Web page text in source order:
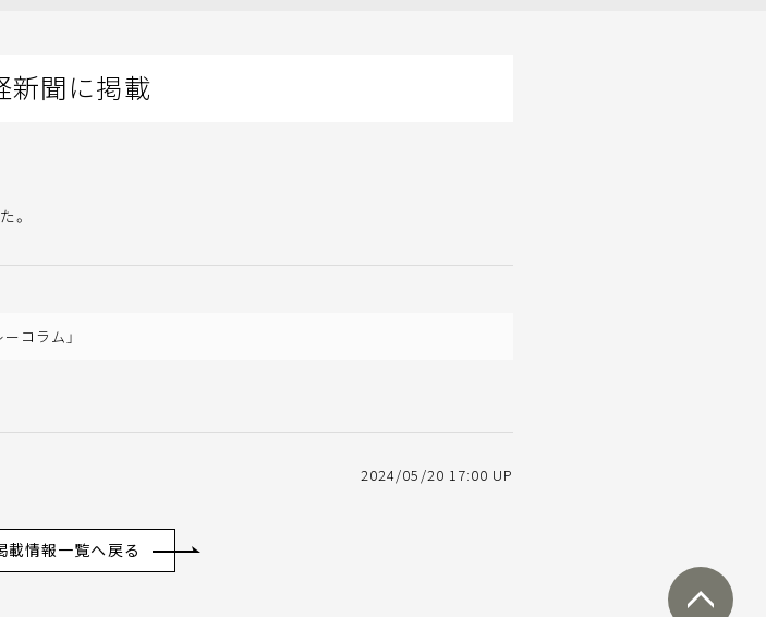
新聞に掲載
。
コラム」
2024/05/20 17:00 UP
載情報一覧へ戻る